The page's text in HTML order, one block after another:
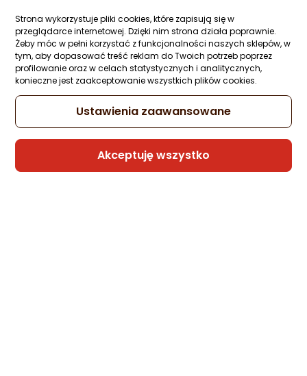
Strona wykorzystuje pliki cookies, które zapisują się w
przeglądarce internetowej. Dzięki nim strona działa poprawnie.
Żeby móc w pełni korzystać z funkcjonalności naszych sklepów, w
tym, aby dopasować treść reklam do Twoich potrzeb poprzez
profilowanie oraz w celach statystycznych i analitycznych,
konieczne jest zaakceptowanie wszystkich plików cookies.
Ustawienia zaawansowane
Akceptuję wszystko